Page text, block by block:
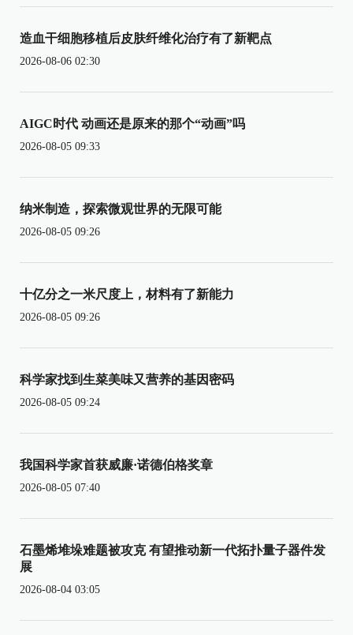
造血干细胞移植后皮肤纤维化治疗有了新靶点
2026-08-06 02:30
AIGC时代 动画还是原来的那个“动画”吗
2026-08-05 09:33
纳米制造，探索微观世界的无限可能
2026-08-05 09:26
十亿分之一米尺度上，材料有了新能力
2026-08-05 09:26
科学家找到生菜美味又营养的基因密码
2026-08-05 09:24
我国科学家首获威廉·诺德伯格奖章
2026-08-05 07:40
石墨烯堆垛难题被攻克 有望推动新一代拓扑量子器件发
展
2026-08-04 03:05